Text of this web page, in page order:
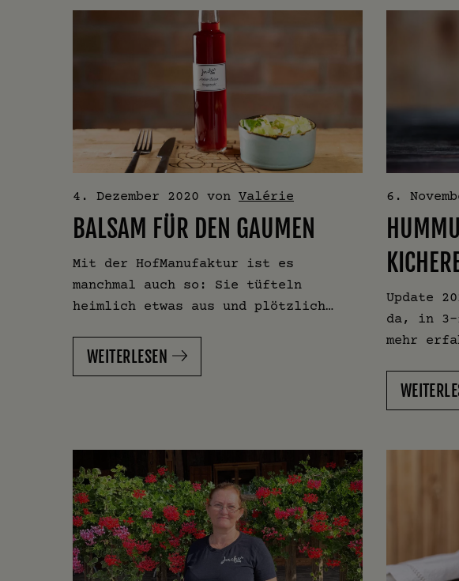
4. Dezember 2020 von Valérie
BALSAM FÜR DEN GAUMEN
Mit der HofManufaktur ist es
manchmal auch so: Sie tüfteln
heimlich etwas aus und plötzlich…
WEITERLESEN
6.
Update
da, in 3-
mehr